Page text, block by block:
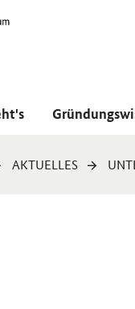
AKTUELLES